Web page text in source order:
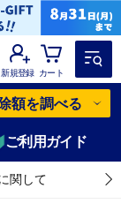
新規登録 カート
額を調べる
ご利用ガイド
関して